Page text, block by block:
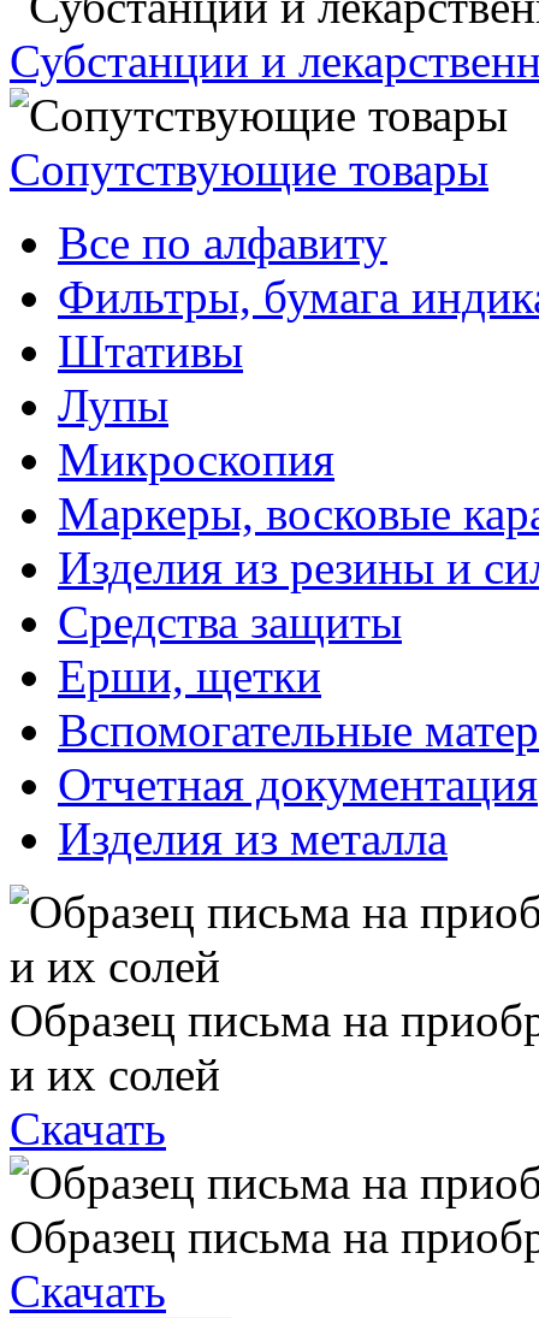
Субстанции и
Сопутствующие товары
Все по алфавиту
Фильтры, бумага
Штативы
Лупы
Микроскопия
Маркеры, восковые
Изделия из резины и
Средства защиты
Ерши, щетки
Вспомогательные
Отчетная документация
Изделия из металла
Образец письма на
и их солей
Скачать
Образец письма на
Скачать